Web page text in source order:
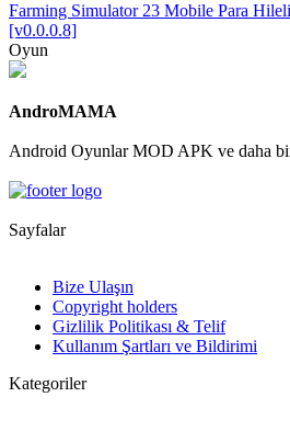
Farming Simulator 23 Mobile Para
[v0.0.0.8]
Oyun
AndroMAMA
Android Oyunlar MOD APK ve daha
Sayfalar
Bize Ulaşın
Copyright holders
Gizlilik Politikası & Telif
Kullanım Şartları ve Bildirimi
Kategoriler